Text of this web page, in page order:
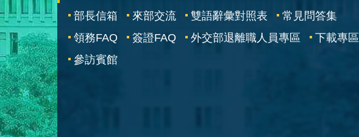
部長信箱 來部交流 雙語辭彙對照表
常見問答集
領務FAQ
簽證FAQ 外交部退離職人員專區
下載專區
參訪賓館